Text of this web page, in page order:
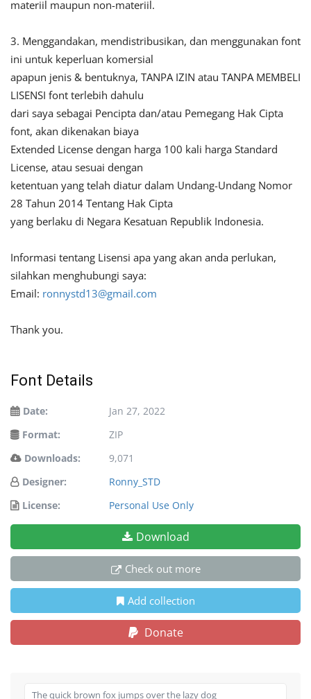
materiil maupun non-materiil.
3. Menggandakan, mendistribusikan, dan menggunakan font
ini untuk keperluan komersial
apapun jenis & bentuknya, TANPA IZIN atau TANPA MEMBELI
LISENSI font terlebih dahulu
dari saya sebagai Pencipta dan/atau Pemegang Hak Cipta
font, akan dikenakan biaya
Extended License dengan harga 100 kali harga Standard
License, atau sesuai dengan
ketentuan yang telah diatur dalam Undang-Undang Nomor
28 Tahun 2014 Tentang Hak Cipta
yang berlaku di Negara Kesatuan Republik Indonesia.
Informasi tentang Lisensi apa yang akan anda perlukan,
silahkan menghubungi saya:
Email: ronnystd13@gmail.com
Thank you.
Font Details
Date:
Jan 27, 2022
Format:
ZIP
Downloads:
9,071
Designer:
Ronny_STD
License:
Personal Use Only
Download
Check out more
Add collection
Donate